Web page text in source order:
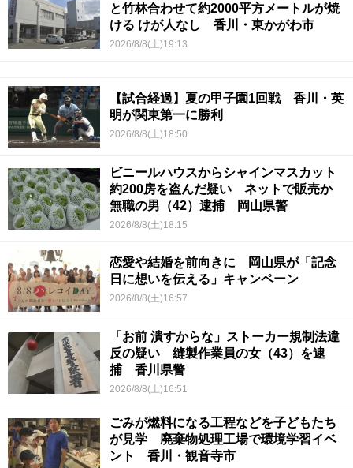
と竹林合わせて約2000平方メートルが焼
ける けが人なし 香川・東かがわ市
2026/8/8(土)19:13
【試合経過】夏の甲子園1回戦 香川・英
明が関東第一に勝利
2026/8/8(土)18:50
ビニールハウスからシャインマスカット
約200房を盗んだ疑い ネットで販売か
無職の男（42）逮捕 岡山県警
2026/8/8(土)18:15
恋愛や結婚を前向きに 岡山県が「記念
日に想いを伝える」キャンペーン
2026/8/8(土)16:57
「お前 潰すからな」ストーカー規制法違
反の疑い 縫製作業員の女（43）を逮
捕 香川県警
2026/8/8(土)16:51
ごみが燃料になる工程などを子どもたち
が見学 廃棄物処理工場で環境学習イベ
ント 香川・観音寺市